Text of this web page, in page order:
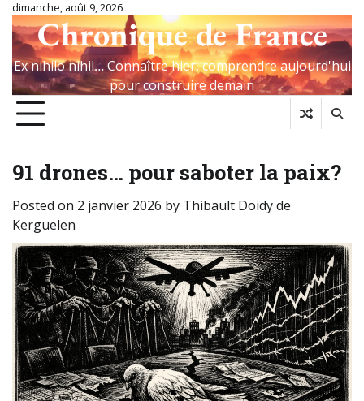
Skip
content
dimanche, août 9, 2026
Chronique de France
Ex nihilo nihil… Connaître hier, comprendre aujourd'hui
pour construire demain
91 drones… pour saboter la paix?
Posted on 2 janvier 2026 by Thibault Doidy de
Kerguelen